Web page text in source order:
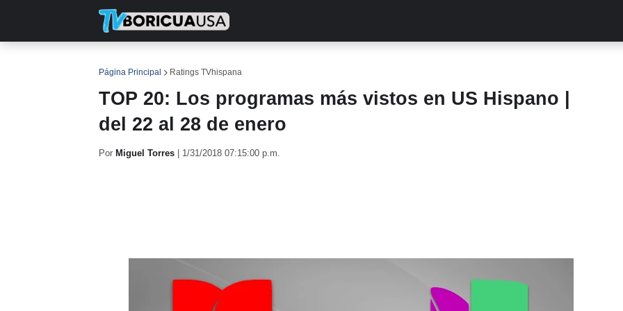
Página Principal Ratings TVhispana
TOP 20: Los programas más vistos en US Hispano |
del 22 al 28 de enero
Por Miguel Torres 1/31/2018 07:15:00 p.m.